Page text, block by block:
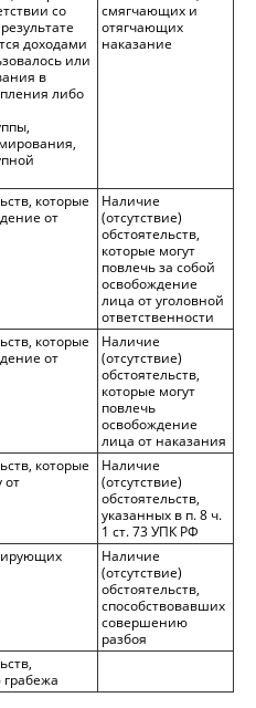
со
доходами
или
в
либо
смягчающих и
отягчающих
наказание
которые
от
Наличие
(отсутствие)
обстоятельств,
которые могут
повлечь за собой
освобождение
лица от уголовной
ответственности
которые
от
Наличие
(отсутствие)
обстоятельств,
которые могут
повлечь
освобождение
лица от наказания
которые
от
Наличие
(отсутствие)
обстоятельств,
указанных в п. 8 ч.
1 ст. 73 УПК РФ
Наличие
(отсутствие)
обстоятельств,
способствовавших
совершению
разбоя